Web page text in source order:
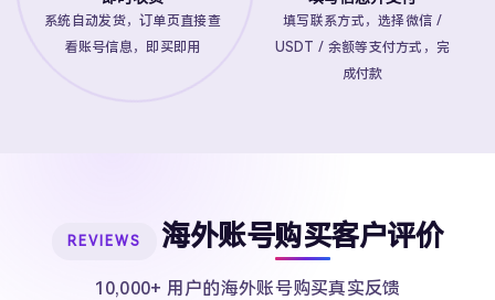
填写联系方式，选择微信 /
USDT / 余额等支付方式，完
成付款
系统自动发货，订单页直接查
看账号信息，即买即用
REVIEWS 海外账号购买客户评价
10,000+ 用户的海外账号购买真实反馈